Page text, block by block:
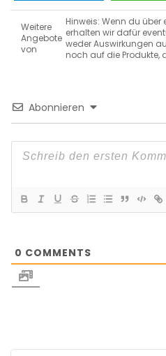
Weitere
Angebote
von
Hinweis: Wenn du über
erhalten wir dafür
weder Auswirkungen
noch auf die Produkte,
Abonnieren
0 COMMENTS